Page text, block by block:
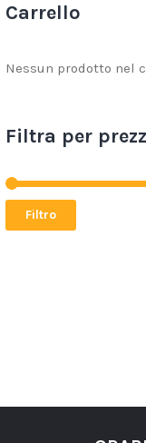
Carrello
Nessun prodotto nel
Filtra per
Filtro